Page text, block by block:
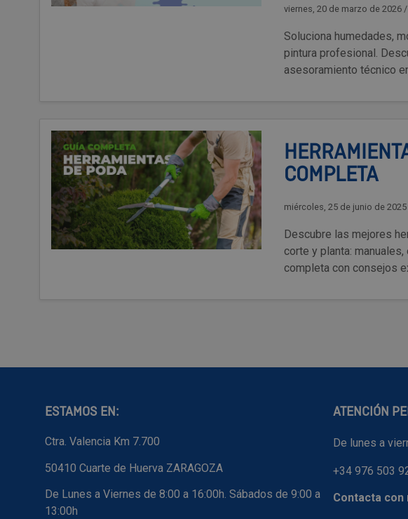
viernes, 20 de marzo de 2026 /
Soluciona humedades,
pintura profesional.
asesoramiento técnico
COMPLETA
miércoles, 25 de junio de 2025
Descubre las mejores
corte y planta:
completa con consejos
ESTAMOS EN:
Ctra. Valencia Km 7.700
50410 Cuarte de Huerva ZARAGOZA
De Lunes a Viernes de 8:00 a 16:00h. Sábados de 9:00 a
13:00h
ATENCIÓN
De lunes a
+34 976 503
Contacta